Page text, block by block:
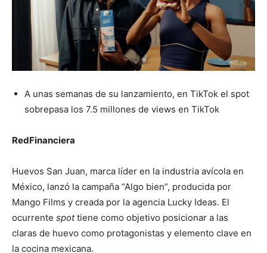
A unas semanas de su lanzamiento, en TikTok el spot
sobrepasa los 7.5 millones de views en TikTok
RedFinanciera
Huevos San Juan, marca líder en la industria avícola en
México, lanzó la campaña “Algo bien”, producida por
Mango Films y creada por la agencia Lucky Ideas. El
ocurrente spottiene como objetivo posicionar a las
claras de huevo como protagonistas y elemento clave en
la cocina mexicana.